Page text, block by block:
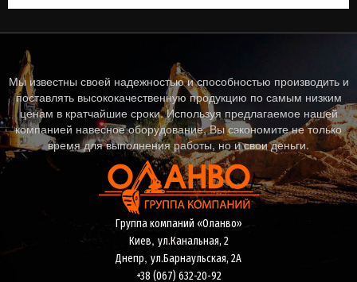
Мы известны своей надежностью и способностью производить и
поставлять высококачественную продукцию по самым низким
ценам в кратчайшие сроки. Используя предлагаемое нашей
компанией навесное оборудование, Вы сэкономите не только
время для выполнения работы, но и свои деньги.
Группа компаний «Оланво»
Киев, ул.Канальная, 2
Днепр, ул.Барнаульская, 2А
+38 (067) 632-20-92